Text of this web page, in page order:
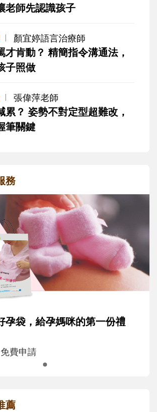
老師先認識孩子
顏宜婷語言治療師
才肯動？ 精簡指令溝通法，
子照做
張偉萍老師
累？ 姿勢不對定型超難改，
筆關鍵
務
孕袋，給孕媽咪的第一份禮
費申請
薦